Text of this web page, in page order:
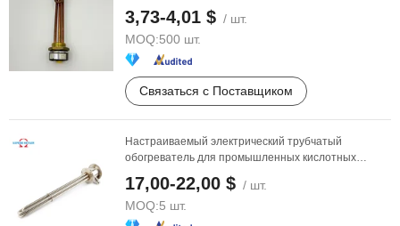
нагревательный
3,73-4,01 $ / шт.
MOQ:500 шт.
Связаться с Поставщиком
Настраиваемый электрический трубчатый
обогреватель для промышленных кислотных
17,00-22,00 $ / шт.
MOQ:5 шт.